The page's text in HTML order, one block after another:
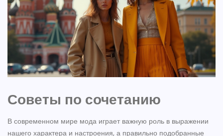
Советы по сочетанию
В современном мире мода играет важную роль в выражении
нашего характера и настроения, а правильно подобранные